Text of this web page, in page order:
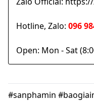
Hotline, Zalo: 096
Open: Mon - Sat
#sanphamin